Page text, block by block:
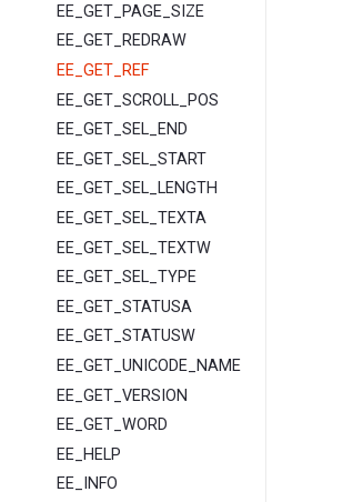
EE_GET_PAGE_SIZE
EE_GET_REDRAW
EE_GET_REF
EE_GET_SCROLL_POS
EE_GET_SEL_END
EE_GET_SEL_START
EE_GET_SEL_LENGTH
EE_GET_SEL_TEXTA
EE_GET_SEL_TEXTW
EE_GET_SEL_TYPE
EE_GET_STATUSA
EE_GET_STATUSW
EE_GET_UNICODE_NAME
EE_GET_VERSION
EE_GET_WORD
EE_HELP
EE_INFO